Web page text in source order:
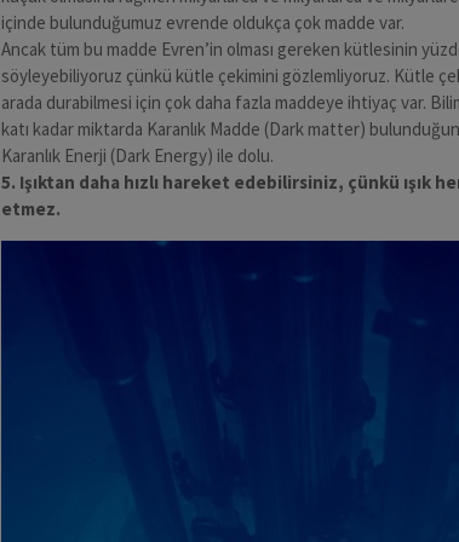
içinde bulunduğumuz evrende oldukça çok madde var.
Ancak tüm bu madde Evren’in olması gereken kütlesinin
söyleyebiliyoruz çünkü kütle çekimini gözlemliyoruz. Kütle
arada durabilmesi için çok daha fazla maddeye ihtiyaç var.
katı kadar miktarda Karanlık Madde (Dark matter)
Karanlık Enerji (Dark Energy) ile dolu.
5. Işıktan daha hızlı hareket edebilirsiniz, çünkü ışık
etmez.